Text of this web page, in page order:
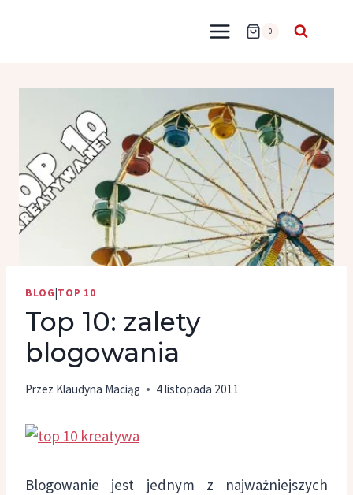
0
BLOG|TOP 10
Top 10: zalety
blogowania
Przez Klaudyna Maciąg 4 listopada 2011
Blogowanie jest jednym z najważniejszych